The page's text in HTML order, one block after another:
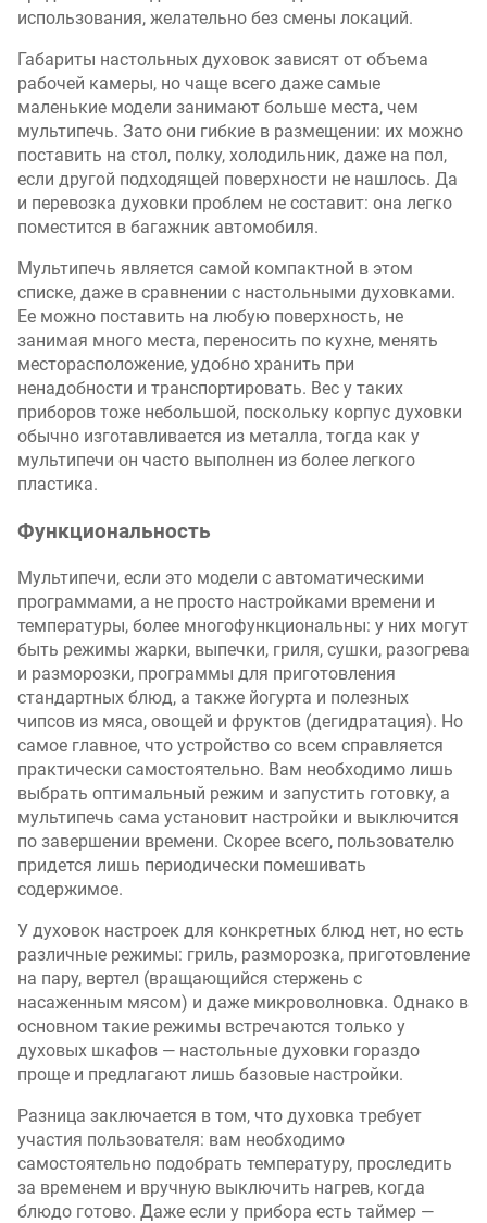
использования, желательно без смены локаций.
Габариты настольных духовок зависят от объема
рабочей камеры, но чаще всего даже самые
маленькие модели занимают больше места, чем
мультипечь. Зато они гибкие в размещении: их можно
поставить на стол, полку, холодильник, даже на пол,
если другой подходящей поверхности не нашлось. Да
и перевозка духовки проблем не составит: она легко
поместится в багажник автомобиля.
Мультипечь является самой компактной в этом
списке, даже в сравнении с настольными духовками.
Ее можно поставить на любую поверхность, не
занимая много места, переносить по кухне, менять
месторасположение, удобно хранить при
ненадобности и транспортировать. Вес у таких
приборов тоже небольшой, поскольку корпус духовки
обычно изготавливается из металла, тогда как у
мультипечи он часто выполнен из более легкого
пластика.
Функциональность
Мультипечи, если это модели с автоматическими
программами, а не просто настройками времени и
температуры, более многофункциональны: у них могут
быть режимы жарки, выпечки, гриля, сушки, разогрева
и разморозки, программы для приготовления
стандартных блюд, а также йогурта и полезных
чипсов из мяса, овощей и фруктов (дегидратация). Но
самое главное, что устройство со всем справляется
практически самостоятельно. Вам необходимо лишь
выбрать оптимальный режим и запустить готовку, а
мультипечь сама установит настройки и выключится
по завершении времени. Скорее всего, пользователю
придется лишь периодически помешивать
содержимое.
У духовок настроек для конкретных блюд нет, но есть
различные режимы: гриль, разморозка, приготовление
на пару, вертел (вращающийся стержень с
насаженным мясом) и даже микроволновка. Однако в
основном такие режимы встречаются только у
духовых шкафов — настольные духовки гораздо
проще и предлагают лишь базовые настройки.
Разница заключается в том, что духовка требует
участия пользователя: вам необходимо
самостоятельно подобрать температуру, проследить
за временем и вручную выключить нагрев, когда
блюдо готово. Даже если у прибора есть таймер —